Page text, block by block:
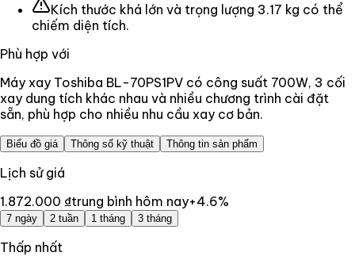
Kích thước khá lớn và trọng lượng 3.17 kg có thể
chiếm diện tích.
Phù hợp với
Máy xay Toshiba BL-70PS1PV có công suất 700W, 3 cối
xay dung tích khác nhau và nhiều chương trình cài đặt
sẵn, phù hợp cho nhiều nhu cầu xay cơ bản.
Biểu đồ giá Thông số kỹ thuật Thông tin sản phẩm
Lịch sử giá
1.872.000 ₫trung bình hôm nay+4.6%
7 ngày 2 tuần 1 tháng 3 tháng
Thấp nhất